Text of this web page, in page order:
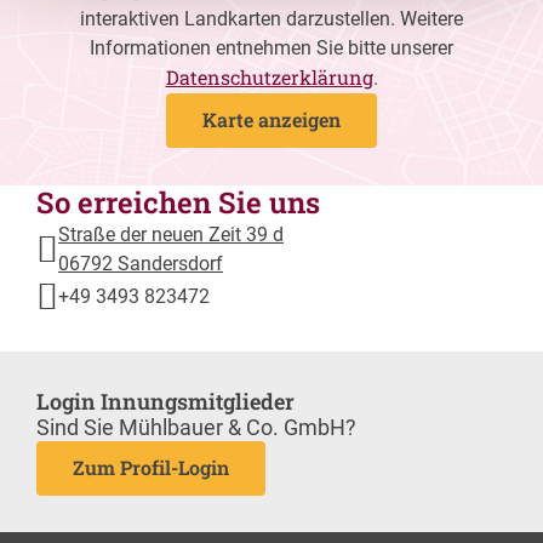
interaktiven Landkarten darzustellen. Weitere
Informationen entnehmen Sie bitte unserer
Datenschutzerklärung.
Karte anzeigen
So erreichen Sie uns
Straße der neuen Zeit 39 d
06792 Sandersdorf
+49 3493 823472
Login Innungsmitglieder
Sind Sie Mühlbauer & Co. GmbH?
Zum Profil-Login